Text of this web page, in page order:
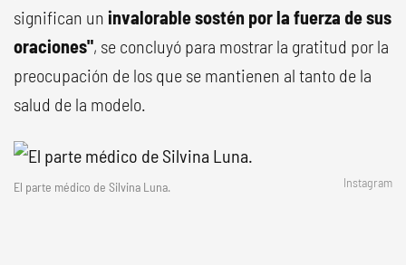
significan un invalorable sostén por la fuerza de sus
oraciones", se concluyó para mostrar la gratitud por la
preocupación de los que se mantienen al tanto de la
salud de la modelo.
El parte médico de Silvina Luna. Instagram